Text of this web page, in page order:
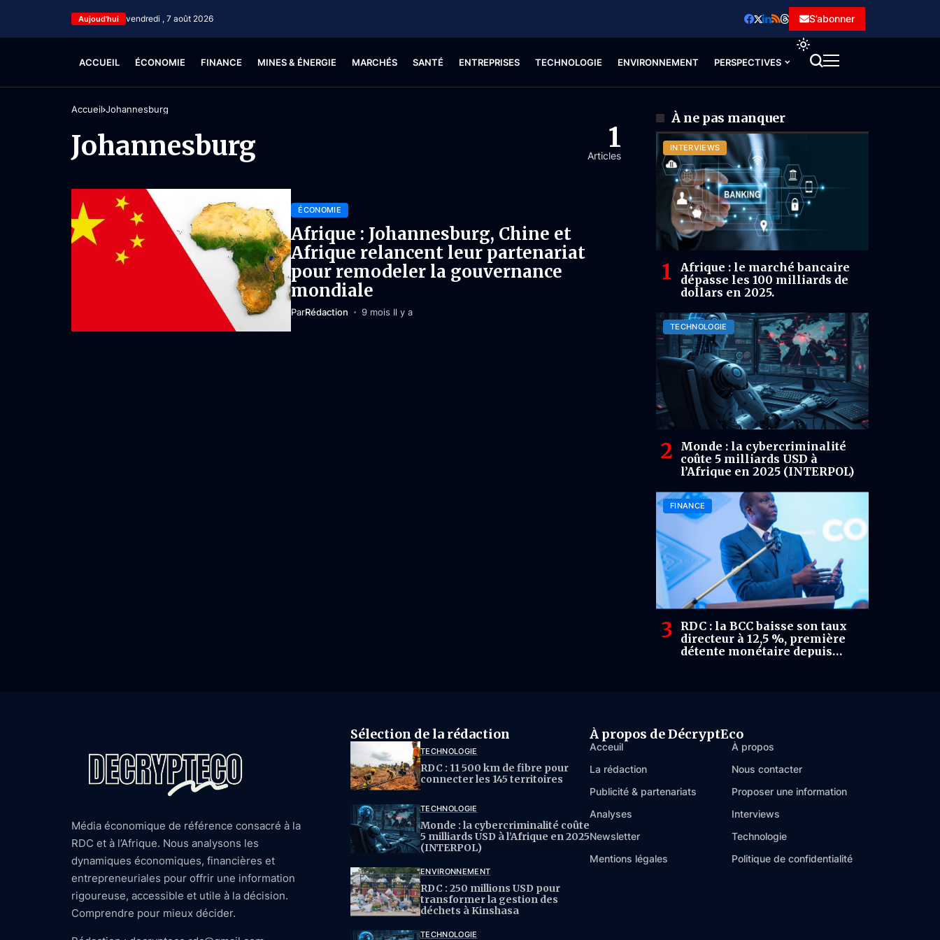
Aujoud'hui vendredi , 7 août 2026 S’abonner
ACCUEIL ÉCONOMIE FINANCE MINES & ÉNERGIE MARCHÉS SANTÉ ENTREPRISES TECHNOLOGIE ENVIRONNEMENT PERSPECTIVES
Accueil Johannesburg
Johannesburg 1
Articles
ÉCONOMIE
Afrique : Johannesburg, Chine et
Afrique relancent leur partenariat
pour remodeler la gouvernance
mondiale
ParRédaction 9 mois Il y a
À ne pas manquer
INTERVIEWS
Afrique : le marché bancaire
dépasse les 100 milliards de
dollars en 2025.
TECHNOLOGIE
Monde : la cybercriminalité
coûte 5 milliards USD à
l’Afrique en 2025 (INTERPOL)
FINANCE
RDC : la BCC baisse son taux
directeur à 12,5 %, première
détente monétaire depuis
Média économique de référence consacré à la
RDC et à l’Afrique. Nous analysons les
dynamiques économiques, financières et
entrepreneuriales pour offrir une information
rigoureuse, accessible et utile à la décision.
Comprendre pour mieux décider.
Sélection de la rédaction
TECHNOLOGIE
RDC : 11 500 km de fibre pour
connecter les 145 territoires
TECHNOLOGIE
Monde : la cybercriminalité coûte
5 milliards USD à l’Afrique en 2025
(INTERPOL)
ENVIRONNEMENT
RDC : 250 millions USD pour
transformer la gestion des
déchets à Kinshasa
TECHNOLOGIE
À propos de DécryptEco
Acceuil
À propos
La rédaction
Nous contacter
Publicité & partenariats
Proposer une information
Analyses
Interviews
Newsletter
Technologie
Mentions légales
Politique de confidentialité